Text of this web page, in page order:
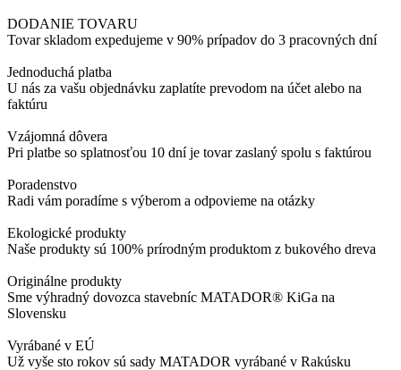
DODANIE TOVARU
Tovar skladom expedujeme v 90% prípadov do 3 pracovných dní
Jednoduchá platba
U nás za vašu objednávku zaplatíte prevodom na účet alebo na
faktúru
Vzájomná dôvera
Pri platbe so splatnosťou 10 dní je tovar zaslaný spolu s faktúrou
Poradenstvo
Radi vám poradíme s výberom a odpovieme na otázky
Ekologické produkty
Naše produkty sú 100% prírodným produktom z bukového dreva
Originálne produkty
Sme výhradný dovozca stavebníc MATADOR® KiGa na
Slovensku
Vyrábané v EÚ
Už vyše sto rokov sú sady MATADOR vyrábané v Rakúsku